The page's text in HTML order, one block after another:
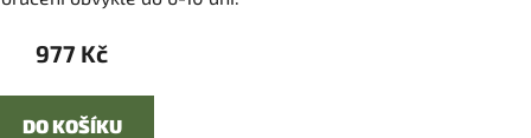
977 Kč
DO KOŠÍKU